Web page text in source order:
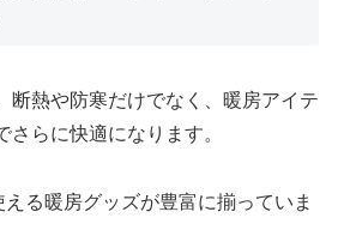
断熱や防寒だけでなく、暖房アイテ
さらに快適になります。
る暖房グッズが豊富に揃っていま